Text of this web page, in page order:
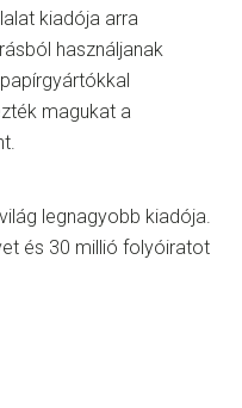
kiadója arra
használjanak
magukat a
legnagyobb kiadója.
és 30 millió folyóiratot